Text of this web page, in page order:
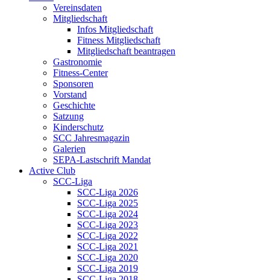
Vereinsdaten
Mitgliedschaft
Infos Mitgliedschaft
Fitness Mitgliedschaft
Mitgliedschaft beantragen
Gastronomie
Fitness-Center
Sponsoren
Vorstand
Geschichte
Satzung
Kinderschutz
SCC Jahresmagazin
Galerien
SEPA-Lastschrift Mandat
Active Club
SCC-Liga
SCC-Liga 2026
SCC-Liga 2025
SCC-Liga 2024
SCC-Liga 2023
SCC-Liga 2022
SCC-Liga 2021
SCC-Liga 2020
SCC-Liga 2019